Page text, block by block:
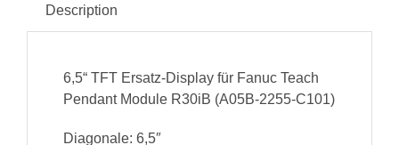
Description
6,5“ TFT Ersatz-Display für Fanuc Teach
Pendant Module R30iB (A05B-2255-C101)
Diagonale: 6,5″